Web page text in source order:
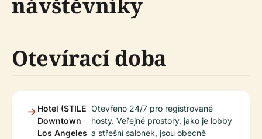
Otevírací doba
Hotel (STILE
Downtown
Los Angeles
Otevřeno 24/7 pro registrované
hosty. Veřejné prostory, jako je lobby
a střešní salonek, jsou obecně